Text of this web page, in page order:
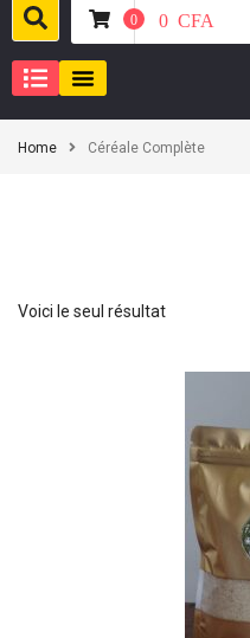
0 0 CFA
Home Céréale Complète
Voici le seul résultat